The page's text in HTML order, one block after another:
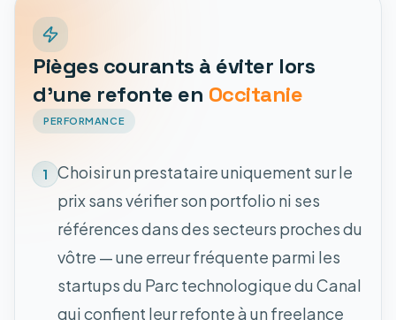
Pièges courants à éviter lors
d'une refonte en Occitanie
PERFORMANCE
1
Choisir un prestataire uniquement sur le
prix sans vérifier son portfolio ni ses
références dans des secteurs proches du
vôtre — une erreur fréquente parmi les
startups du Parc technologique du Canal
qui confient leur refonte à un freelance